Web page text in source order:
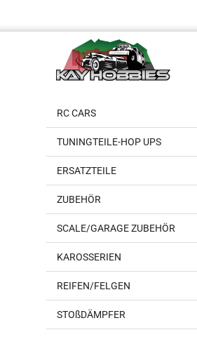
RC CARS
TUNINGTEILE-HOP UPS
ERSATZTEILE
ZUBEHÖR
SCALE/GARAGE ZUBEHÖR
KAROSSERIEN
REIFEN/FELGEN
STOßDÄMPFER